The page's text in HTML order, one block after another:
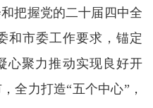
把握党的二十届四中全
和市委工作要求，锚定
心聚力推动实现良好开
全力打造“五个中心”，